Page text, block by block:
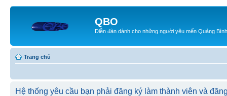
QBO
Diễn đàn dành cho những người yêu mến Quảng Bình
Trang chủ
Hệ thống yêu cầu bạn phải đăng ký làm thành viên và